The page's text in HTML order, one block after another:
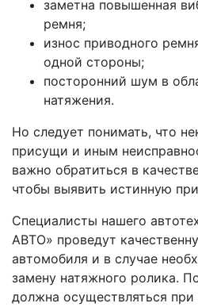
заметна повышенная
ремня;
износ приводного
одной стороны;
посторонний шум в
натяжения.
Но следует понимать, что
присущи и иным
важно обратиться в
чтобы выявить истинную
Специалисты нашего
АВТО» проведут
автомобиля и в случае
замену натяжного ролика.
должна осуществляться